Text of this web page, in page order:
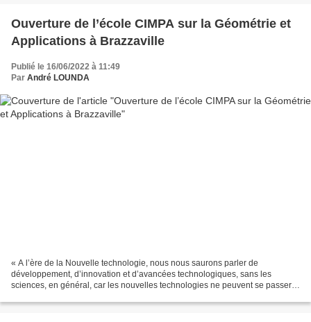
Ouverture de l’école CIMPA sur la Géométrie et
Applications à Brazzaville
Publié le 16/06/2022 à 11:49
Par André LOUNDA
« A l’ère de la Nouvelle technologie, nous nous saurons parler de
développement, d’innovation et d’avancées technologiques, sans les
sciences, en général, car les nouvelles technologies ne peuvent se passer